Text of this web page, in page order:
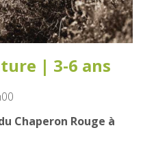
| 3-6 ans
Chaperon Rouge à